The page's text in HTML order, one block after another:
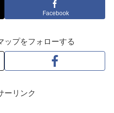
Facebook
ップをフォローする
ーリンク